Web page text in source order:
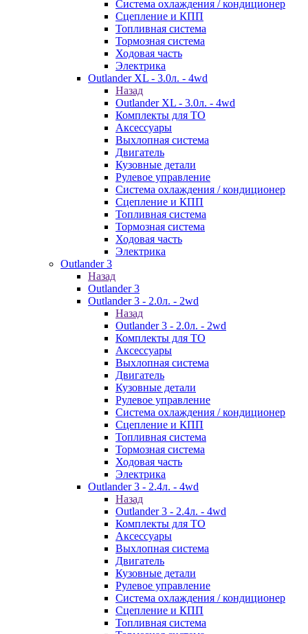
Система охлаждения / кондиционер
Сцепление и КПП
Топливная система
Тормозная система
Ходовая часть
Электрика
Outlander XL - 3.0л. - 4wd
Назад
Outlander XL - 3.0л. - 4wd
Комплекты для ТО
Аксессуары
Выхлопная система
Двигатель
Кузовные детали
Рулевое управление
Система охлаждения / кондиционер
Сцепление и КПП
Топливная система
Тормозная система
Ходовая часть
Электрика
Outlander 3
Назад
Outlander 3
Outlander 3 - 2.0л. - 2wd
Назад
Outlander 3 - 2.0л. - 2wd
Комплекты для ТО
Аксессуары
Выхлопная система
Двигатель
Кузовные детали
Рулевое управление
Система охлаждения / кондиционер
Сцепление и КПП
Топливная система
Тормозная система
Ходовая часть
Электрика
Outlander 3 - 2.4л. - 4wd
Назад
Outlander 3 - 2.4л. - 4wd
Комплекты для ТО
Аксессуары
Выхлопная система
Двигатель
Кузовные детали
Рулевое управление
Система охлаждения / кондиционер
Сцепление и КПП
Топливная система